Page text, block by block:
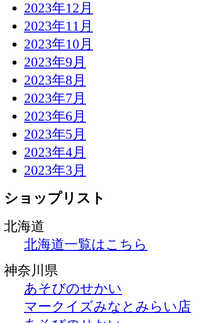
2023年12月
2023年11月
2023年10月
2023年9月
2023年8月
2023年7月
2023年6月
2023年5月
2023年4月
2023年3月
ショップリスト
北海道
北海道一覧はこちら
神奈川県
あそびのせかい
マークイズみなとみらい店